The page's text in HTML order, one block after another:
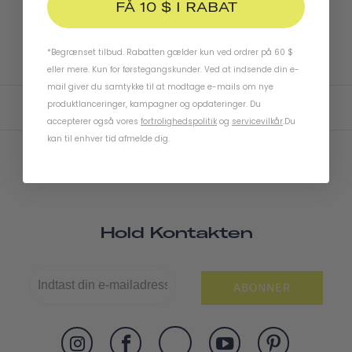
unlock a new discount code.
Verification is powered byGOVX ID
Hold Kontakten
ABONNER
FÅ 10 $ I RABAT
*Begrænset tilbud. Rabatten gælder kun ved ordrer på 60 $
eller mere. Kun for førstegangskunder. Ved at indsende din e-
mail giver du samtykke til at modtage e-mails om nye
produktlanceringer, kampagner og opdateringer. Du
accepterer også vores fortrolighedspolitik og servicevilkår.Du
kan til enhver tid afmelde dig.